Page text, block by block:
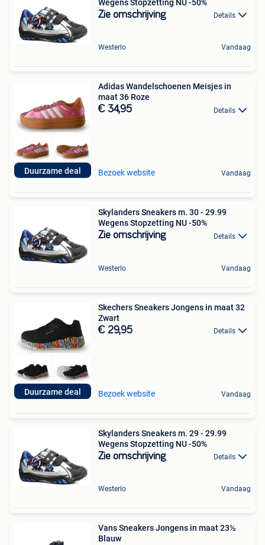
Wegens Stopzetting NU -50%
Zie omschrijving Details
Westerlo Vandaag
Duurzame deal
Adidas Wandelschoenen Meisjes in
maat 36 Roze
€ 34,95 Details
Bezoek website Vandaag
Skylanders Sneakers m. 30 - 29.99
Wegens Stopzetting NU -50%
Zie omschrijving Details
Westerlo Vandaag
Duurzame deal
Skechers Sneakers Jongens in maat 32
Zwart
€ 29,95 Details
Bezoek website Vandaag
Skylanders Sneakers m. 29 - 29.99
Wegens Stopzetting NU -50%
Zie omschrijving Details
Westerlo Vandaag
Vans Sneakers Jongens in maat 23½
Blauw